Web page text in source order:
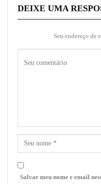
DEIXE UMA
Seu endereço de
Salvar meu nome e email